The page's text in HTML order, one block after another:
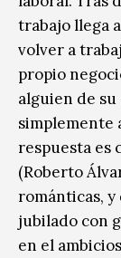
trabajo llega
volver a
propio
alguien de
simplemente
respuesta es
(Roberto
románticas, y
jubilado con
en el